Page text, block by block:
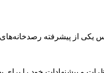
یکی از پیشرفته